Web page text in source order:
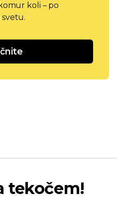
koli – po
tekočem!